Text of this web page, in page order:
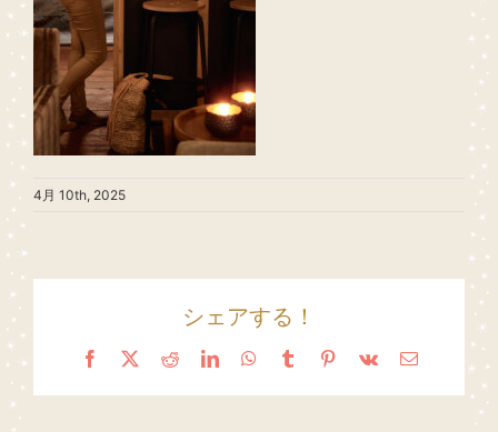
4月 10th, 2025
シェアする！
Facebook
X RedditLinkedInWhatsApp
TumblrPinterest
Vk Email